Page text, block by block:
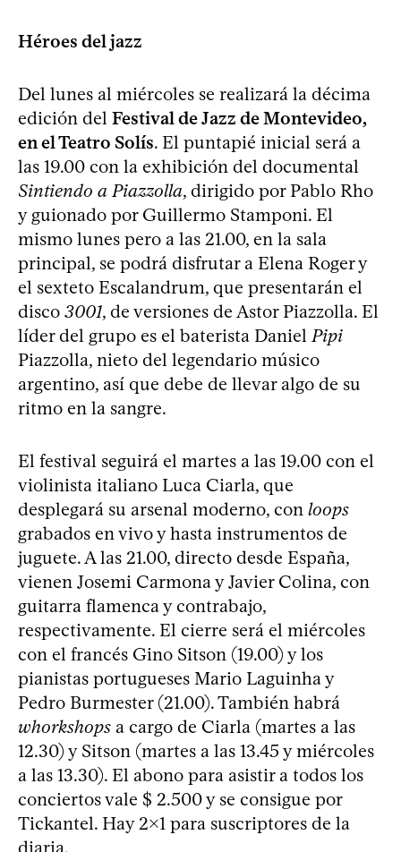
Héroes del jazz
Del lunes al miércoles se realizará la décima
edición del Festival de Jazz de Montevideo,
en el Teatro Solís. El puntapié inicial será a
las 19.00 con la exhibición del documental
Sintiendo a Piazzolla, dirigido por Pablo Rho
y guionado por Guillermo Stamponi. El
mismo lunes pero a las 21.00, en la sala
principal, se podrá disfrutar a Elena Roger y
el sexteto Escalandrum, que presentarán el
disco 3001, de versiones de Astor Piazzolla. El
líder del grupo es el baterista DanielPipi
Piazzolla, nieto del legendario músico
argentino, así que debe de llevar algo de su
ritmo en la sangre.
El festival seguirá el martes a las 19.00 con el
violinista italiano Luca Ciarla, que
desplegará su arsenal moderno, con loops
grabados en vivo y hasta instrumentos de
juguete. A las 21.00, directo desde España,
vienen Josemi Carmona y Javier Colina, con
guitarra flamenca y contrabajo,
respectivamente. El cierre será el miércoles
con el francés Gino Sitson (19.00) y los
pianistas portugueses Mario Laguinha y
Pedro Burmester (21.00). También habrá
whorkshops a cargo de Ciarla (martes a las
12.30) y Sitson (martes a las 13.45 y miércoles
a las 13.30). El abono para asistir a todos los
conciertos vale $ 2.500 y se consigue por
Tickantel. Hay 2x1 para suscriptores de la
diaria.